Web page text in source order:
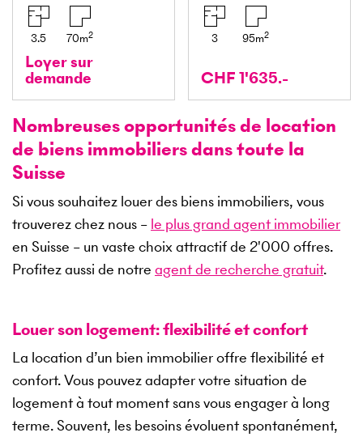
3.5 70m2
Loyer sur
demande
3 95m2
CHF 1'635.-
Nombreuses opportunités de location
de biens immobiliers dans toute la
Suisse
Si vous souhaitez louer des biens immobiliers, vous
trouverez chez nous – le plus grand agent immobilier
en Suisse – un vaste choix attractif de 2'000 offres.
Profitez aussi de notre agent de recherche gratuit.
Louer son logement: flexibilité et confort
La location d’un bien immobilier offre flexibilité et
confort. Vous pouvez adapter votre situation de
logement à tout moment sans vous engager à long
terme. Souvent, les besoins évoluent spontanément,